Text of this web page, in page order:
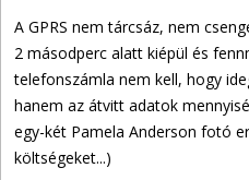
A GPRS nem tárcsáz, nem
2 másodperc alatt kiépül és
telefonszámla nem kell, hogy
hanem az átvitt adatok
egy-két Pamela Anderson fotó
költségeket...)